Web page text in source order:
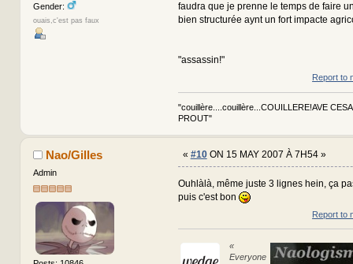
Gender:
ouais,c'est pas faux
faudra que je prenne le temps de faire
bien structurée aynt un fort impacte
"assassin!"
Report to
"couillère....couillère...COUILLERE!AVE
PROUT"
Nao/Gilles
Admin
« #10ON 15 MAY 2007 À 7H54 »
Ouhlàlà, même juste 3 lignes hein, ça
puis c'est bon
Report to
«
Everyone